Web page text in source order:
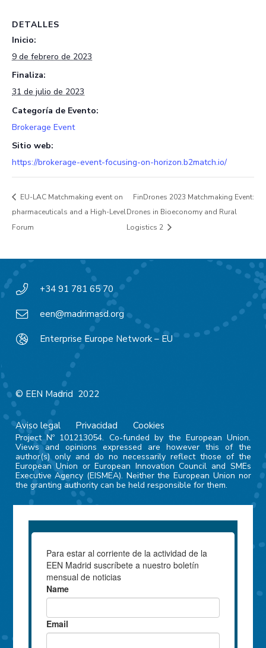
DETALLES
Inicio:
9 de febrero de 2023
Finaliza:
31 de julio de 2023
Categoría de Evento:
Brokerage Event
Sitio web:
https://brokerage-event-focusing-on-horizon.b2match.io/
EU-LAC Matchmaking event on
pharmaceuticals and a High-Level
Forum
FinDrones 2023 Matchmaking Event:
Drones in Bioeconomy and Rural
Logistics 2
+34 91 781 65 70
een@madrimasd.org
Enterprise Europe Network – EU
© EEN Madrid 2022
Aviso legal Privacidad Cookies
Project Nº 101213054. Co-funded by the European Union.
Views and opinions expressed are however this of the
author(s) only and do no necessarily reflect those of the
European Union or European Innovation Council and SMEs
Executive Agency (EISMEA). Neither the European Union nor
the granting authority can be held responsible for them.